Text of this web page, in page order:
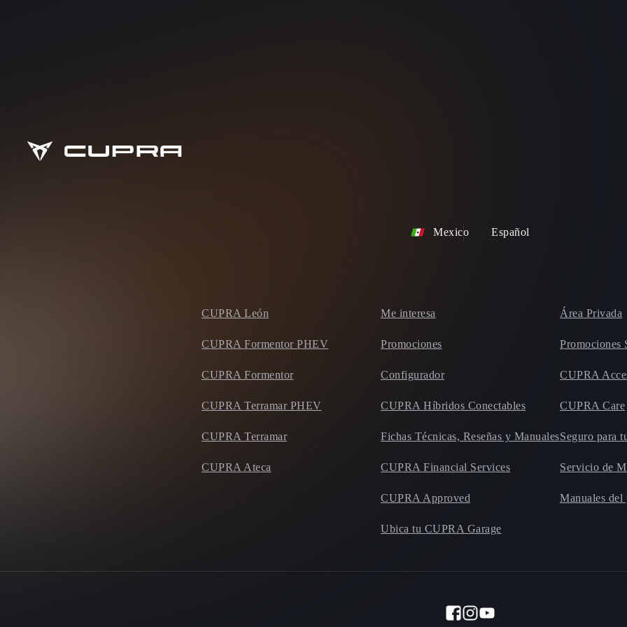
Mexico Español
CUPRA León
CUPRA Formentor PHEV
CUPRA Formentor
CUPRA Terramar PHEV
CUPRA Terramar
CUPRA Ateca
Me interesa
Promociones
Configurador
CUPRA Híbridos Conectables
Fichas Técnicas, Reseñas y Manuales
CUPRA Financial Services
CUPRA Approved
Ubica tu CUPRA Garage
Área Privada
Promociones
CUPRA
CUPRA Care
Seguro para
Servicio de
Manuales